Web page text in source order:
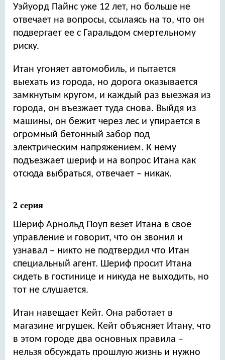
Уэйуорд Пайнс уже 12 лет, но больше не
отвечает на вопросы, ссылаясь на то, что он
подвергает ее с Гаральдом смертельному
риску.
Итан угоняет автомобиль, и пытается
выехать из города, но дорога оказывается
замкнутым кругом, и каждый раз выезжая из
города, он въезжает туда снова. Выйдя из
машины, он бежит через лес и упирается в
огромный бетонный забор под
электрическим напряжением. К нему
подъезжает шериф и на вопрос Итана как
отсюда выбраться, отвечает – никак.
2 серия
Шериф Арнольд Поуп везет Итана в свое
управление и говорит, что он звонил и
узнавал – никто не подтвердил что Итан
специальный агент. Шериф просит Итана
сидеть в гостинице и никуда не выходить, но
тот не слушается.
Итан навещает Кейт. Она работает в
магазине игрушек. Кейт объясняет Итану, что
в этом городе два основных правила –
нельзя обсуждать прошлую жизнь и нужно